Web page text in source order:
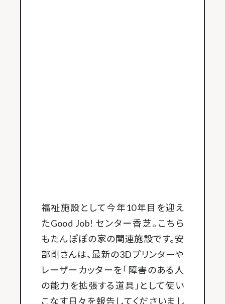
福祉施設として今年10年目を迎え
たGood Job! センター香芝。こちら
もたんぽぽの家の関連施設です。安
部剛さんは、最新の3Dプリンターや
レーザーカッターを「障害のある人
の能力を拡張する道具」として使い
こなす日々を報告してくださいまし